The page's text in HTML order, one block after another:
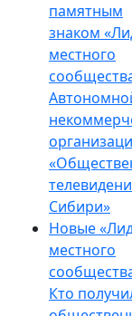
памятным
знаком
местного
Сибири»
Новые
местного
Кто